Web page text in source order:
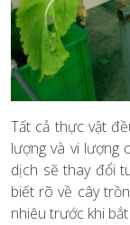
Tất cả thực vật
lượng và vi lượng
dịch sẽ thay đổi
biết rõ về cây
nhiêu trước khi